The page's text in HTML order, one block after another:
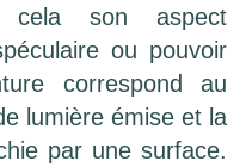
cela son aspect
ou pouvoir
correspond au
lumière émise et la
par une surface.